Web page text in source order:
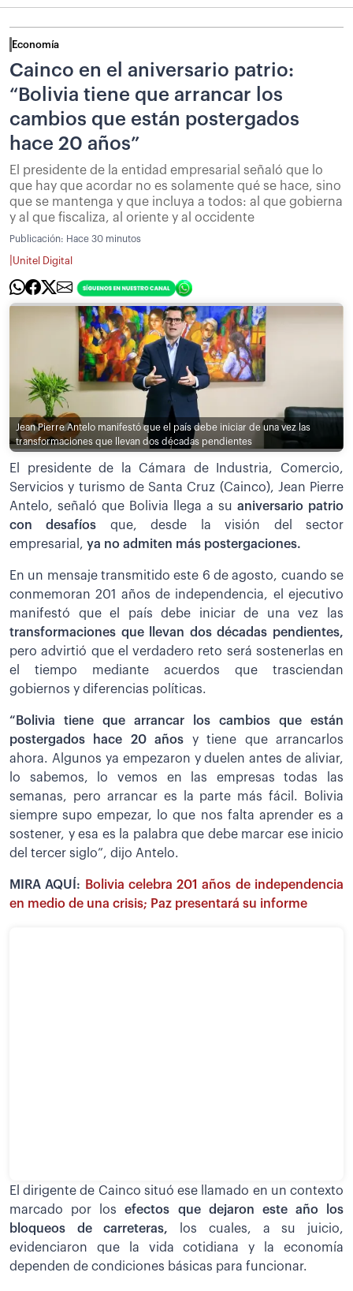
Economía
Cainco en el aniversario patrio:
“Bolivia tiene que arrancar los
cambios que están postergados
hace 20 años”
El presidente de la entidad empresarial señaló que lo
que hay que acordar no es solamente qué se hace, sino
que se mantenga y que incluya a todos: al que gobierna
y al que fiscaliza, al oriente y al occidente
Publicación: Hace 30 minutos
Unitel Digital
Jean Pierre Antelo manifestó que el país debe iniciar de una vez las
transformaciones que llevan dos décadas pendientes
El presidente de la Cámara de Industria, Comercio,
Servicios y turismo de Santa Cruz (Cainco), Jean Pierre
Antelo, señaló que Bolivia llega a su aniversario patrio
con desafíos que, desde la visión del sector
empresarial, ya no admiten más postergaciones.
En un mensaje transmitido este 6 de agosto, cuando se
conmemoran 201 años de independencia, el ejecutivo
manifestó que el país debe iniciar de una vez las
transformaciones que llevan dos décadas pendientes,
pero advirtió que el verdadero reto será sostenerlas en
el tiempo mediante acuerdos que trasciendan
gobiernos y diferencias políticas.
“Bolivia tiene que arrancar los cambios que están
postergados hace 20 años y tiene que arrancarlos
ahora. Algunos ya empezaron y duelen antes de aliviar,
lo sabemos, lo vemos en las empresas todas las
semanas, pero arrancar es la parte más fácil. Bolivia
siempre supo empezar, lo que nos falta aprender es a
sostener, y esa es la palabra que debe marcar ese inicio
del tercer siglo”, dijo Antelo.
MIRA AQUÍ:
Bolivia celebra 201 años de independencia
en medio de una crisis; Paz presentará su informe
El dirigente de Cainco situó ese llamado en un contexto
marcado por losefectos que dejaron este año los
bloqueos de carreteras, los cuales, a su juicio,
evidenciaron que la vida cotidiana y la economía
dependen de condiciones básicas para funcionar.